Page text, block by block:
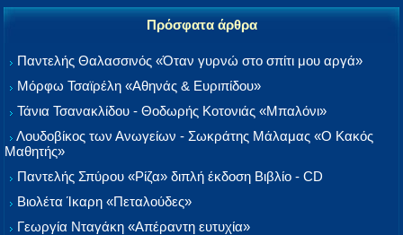
Πρόσφατα άρθρα
Παντελής Θαλασσινός «Όταν γυρνώ στο σπίτι μου αργά»
Μόρφω Τσαϊρέλη «Αθηνάς & Ευριπίδου»
Τάνια Τσανακλίδου - Θοδωρής Κοτονιάς «Μπαλόνι»
Λουδοβίκος των Ανωγείων - Σωκράτης Μάλαμας «Ο Κακός
Μαθητής»
Παντελής Σπύρου «Ρίζα» διπλή έκδοση Βιβλίο - CD
Βιολέτα Ίκαρη «Πεταλούδες»
Γεωργία Νταγάκη «Aπέραντη ευτυχία»